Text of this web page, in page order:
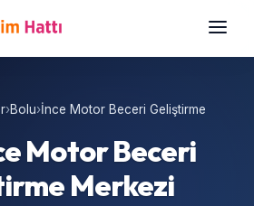
›Bolu›İnce Motor Beceri Geliştirme
Motor Beceri
Merkezi